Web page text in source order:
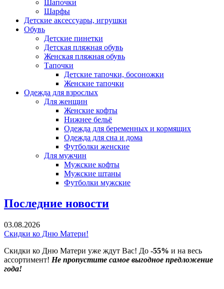
Шапочки
Шарфы
Детские аксессуары, игрушки
Обувь
Детские пинетки
Детская пляжная обувь
Женская пляжная обувь
Тапочки
Детские тапочки, босоножки
Женские тапочки
Одежда для взрослых
Для женщин
Женские кофты
Нижнее бельё
Одежда для беременных и кормящих
Одежда для сна и дома
Футболки женские
Для мужчин
Мужские кофты
Мужские штаны
Футболки мужские
Последние новости
03.08.2026
Скидки ко Дню Матери!
Скидки ко Дню Матери уже ждут Вас! До -55% и на весь
ассортимент! Не пропустите самое выгодное предложение
года!